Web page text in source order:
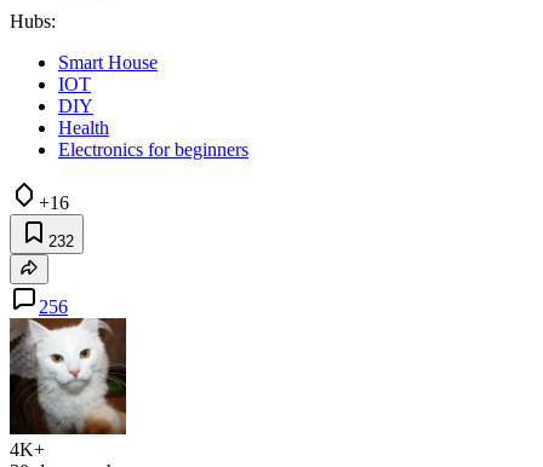
Hubs:
Smart House
IOT
DIY
Health
Electronics for beginners
+16
232
256
4K+